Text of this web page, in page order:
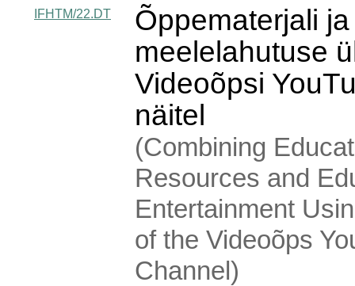
IFHTM/22.DT
Õppematerjali
meelelahutuse
Videoõpsi
näitel
(Combining
Resources and
Entertainment
of the Videoõps
Channel)